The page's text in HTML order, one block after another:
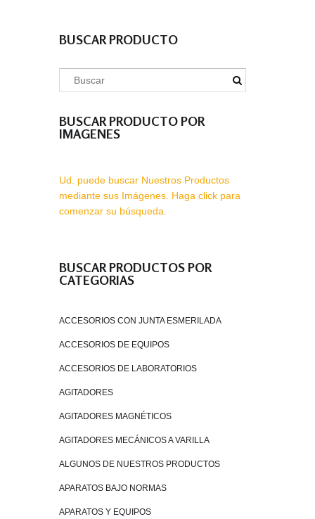
BUSCAR PRODUCTO
BUSCAR PRODUCTO POR
IMAGENES
Ud. puede buscar Nuestros Productos
mediante sus Imágenes. Haga click para
comenzar su búsqueda.
BUSCAR PRODUCTOS POR
CATEGORIAS
ACCESORIOS CON JUNTA ESMERILADA
ACCESORIOS DE EQUIPOS
ACCESORIOS DE LABORATORIOS
AGITADORES
AGITADORES MAGNÉTICOS
AGITADORES MECÁNICOS A VARILLA
ALGUNOS DE NUESTROS PRODUCTOS
APARATOS BAJO NORMAS
APARATOS Y EQUIPOS